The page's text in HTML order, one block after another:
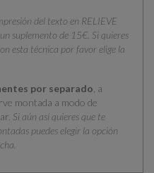
del texto en RELIEVE
suplemento de 15€. Si quieres
esta técnica por favor elige la
por separado , a
montada a modo de
Si aún así quieres que te
puedes elegir la opción